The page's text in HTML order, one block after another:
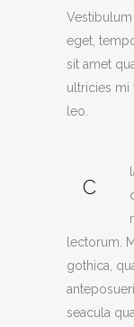
eget,
sit amet
ultricies mi
leo.
C
lectorum.
gothica,
seacula